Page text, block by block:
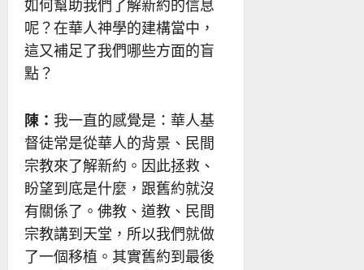
如何幫助我們了解新約的信息
呢？在華人神學的建構當中，
這又補足了我們哪些方面的盲
點？
陳： 我一直的感覺是：華人基
督徒常是從華人的背景、民間
宗教來了解新約。因此拯救、
盼望到底是什麼，跟舊約就沒
有關係了。佛教、道教、民間
宗教講到天堂，所以我們就做
了一個移植。其實舊約到最後